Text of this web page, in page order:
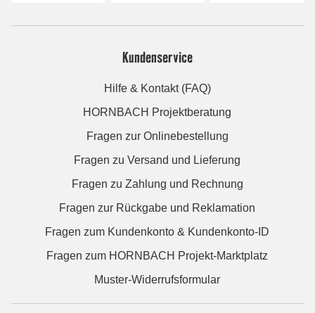
Kundenservice
Hilfe & Kontakt (FAQ)
HORNBACH Projektberatung
Fragen zur Onlinebestellung
Fragen zu Versand und Lieferung
Fragen zu Zahlung und Rechnung
Fragen zur Rückgabe und Reklamation
Fragen zum Kundenkonto & Kundenkonto-ID
Fragen zum HORNBACH Projekt-Marktplatz
Muster-Widerrufsformular